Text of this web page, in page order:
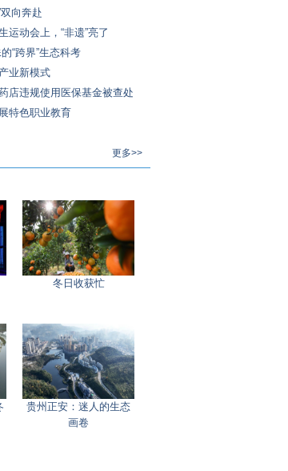
双向奔赴
运动会上，“非遗”亮了
“跨界”生态科考
业新模式
店违规使用医保基金被查处
特色职业教育
更多>>
冬日收获忙
贵州正安：迷人的生态
画卷